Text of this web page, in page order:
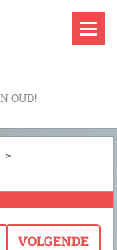
OUD!
>
VOLGENDE